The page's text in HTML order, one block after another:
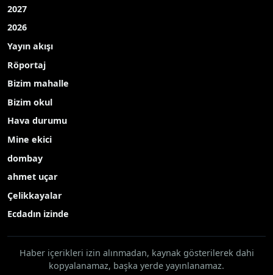
2027
2026
Yayın akışı
Röportaj
Bizim mahalle
Bizim okul
Hava durumu
Mine ekici
dombay
ahmet uçar
Çelikkayalar
Ecdadın izinde
Haber içerikleri izin alınmadan, kaynak gösterilerek dahi
kopyalanamaz, başka yerde yayınlanamaz.